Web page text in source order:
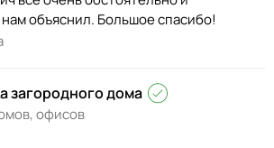
объяснил. Большое спасибо!
загородного дома
офисов